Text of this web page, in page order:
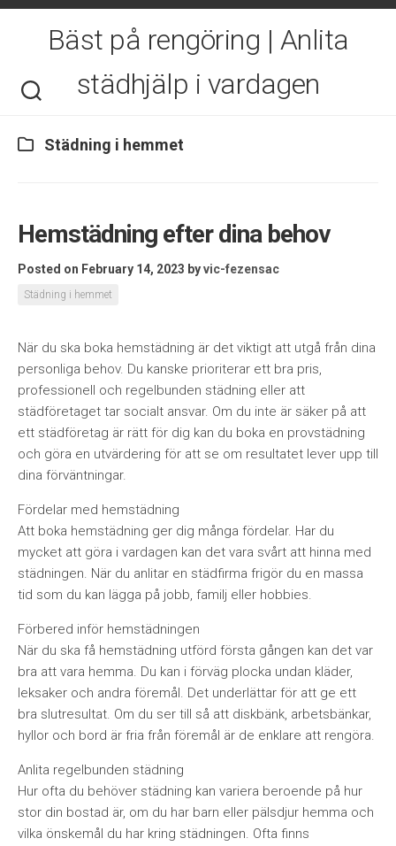
Skip
Bäst på rengöring | Anlita
städhjälp i vardagen
Städning i hemmet
Hemstädning efter dina behov
Posted on February 14, 2023 byvic-fezensac
Städning i hemmet
När du ska boka hemstädning är det viktigt att utgå från dina
personliga behov. Du kanske prioriterar ett bra pris,
professionell och regelbunden städning eller att
städföretaget tar socialt ansvar. Om du inte är säker på att
ett städföretag är rätt för dig kan du boka en provstädning
och göra en utvärdering för att se om resultatet lever upp till
dina förväntningar.
Fördelar med hemstädning
Att boka hemstädning ger dig många fördelar. Har du
mycket att göra i vardagen kan det vara svårt att hinna med
städningen. När du anlitar en städfirma frigör du en massa
tid som du kan lägga på jobb, familj eller hobbies.
Förbered inför hemstädningen
När du ska få hemstädning utförd första gången kan det var
bra att vara hemma. Du kan i förväg plocka undan kläder,
leksaker och andra föremål. Det underlättar för att ge ett
bra slutresultat. Om du ser till så att diskbänk, arbetsbänkar,
hyllor och bord är fria från föremål är de enklare att rengöra.
Anlita regelbunden städning
Hur ofta du behöver städning kan variera beroende på hur
stor din bostad är, om du har barn eller pälsdjur hemma och
vilka önskemål du har kring städningen. Ofta finns